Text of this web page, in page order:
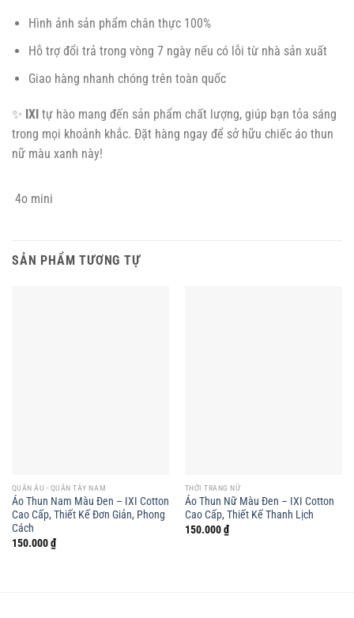
Hình ảnh sản phẩm chân thực 100%
Hỗ trợ đổi trả trong vòng 7 ngày nếu có lỗi từ nhà sản xuất
Giao hàng nhanh chóng trên toàn quốc
✨ IXI tự hào mang đến sản phẩm chất lượng, giúp bạn tỏa sáng
trong mọi khoảnh khắc. Đặt hàng ngay để sở hữu chiếc áo thun
nữ màu xanh này!
4o mini
SẢN PHẨM TƯƠNG TỰ
QUẦN ÂU - QUẦN TÂY NAM
Áo Thun Nam Màu Đen – IXI Cotton
Cao Cấp, Thiết Kế Đơn Giản, Phong
Cách
150.000₫
THỜI TRANG NỮ
Áo Thun Nữ Màu Đen – IXI Cotton
Cao Cấp, Thiết Kế Thanh Lịch
150.000₫